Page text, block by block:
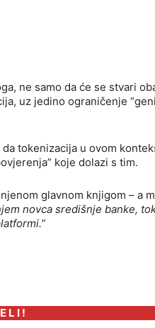
ne samo da će se stvari
uz jedino ograničenje
tokenizacija u ovom
koje dolazi s tim.
glavnom knjigom – a
novca središnje banke,
L I !